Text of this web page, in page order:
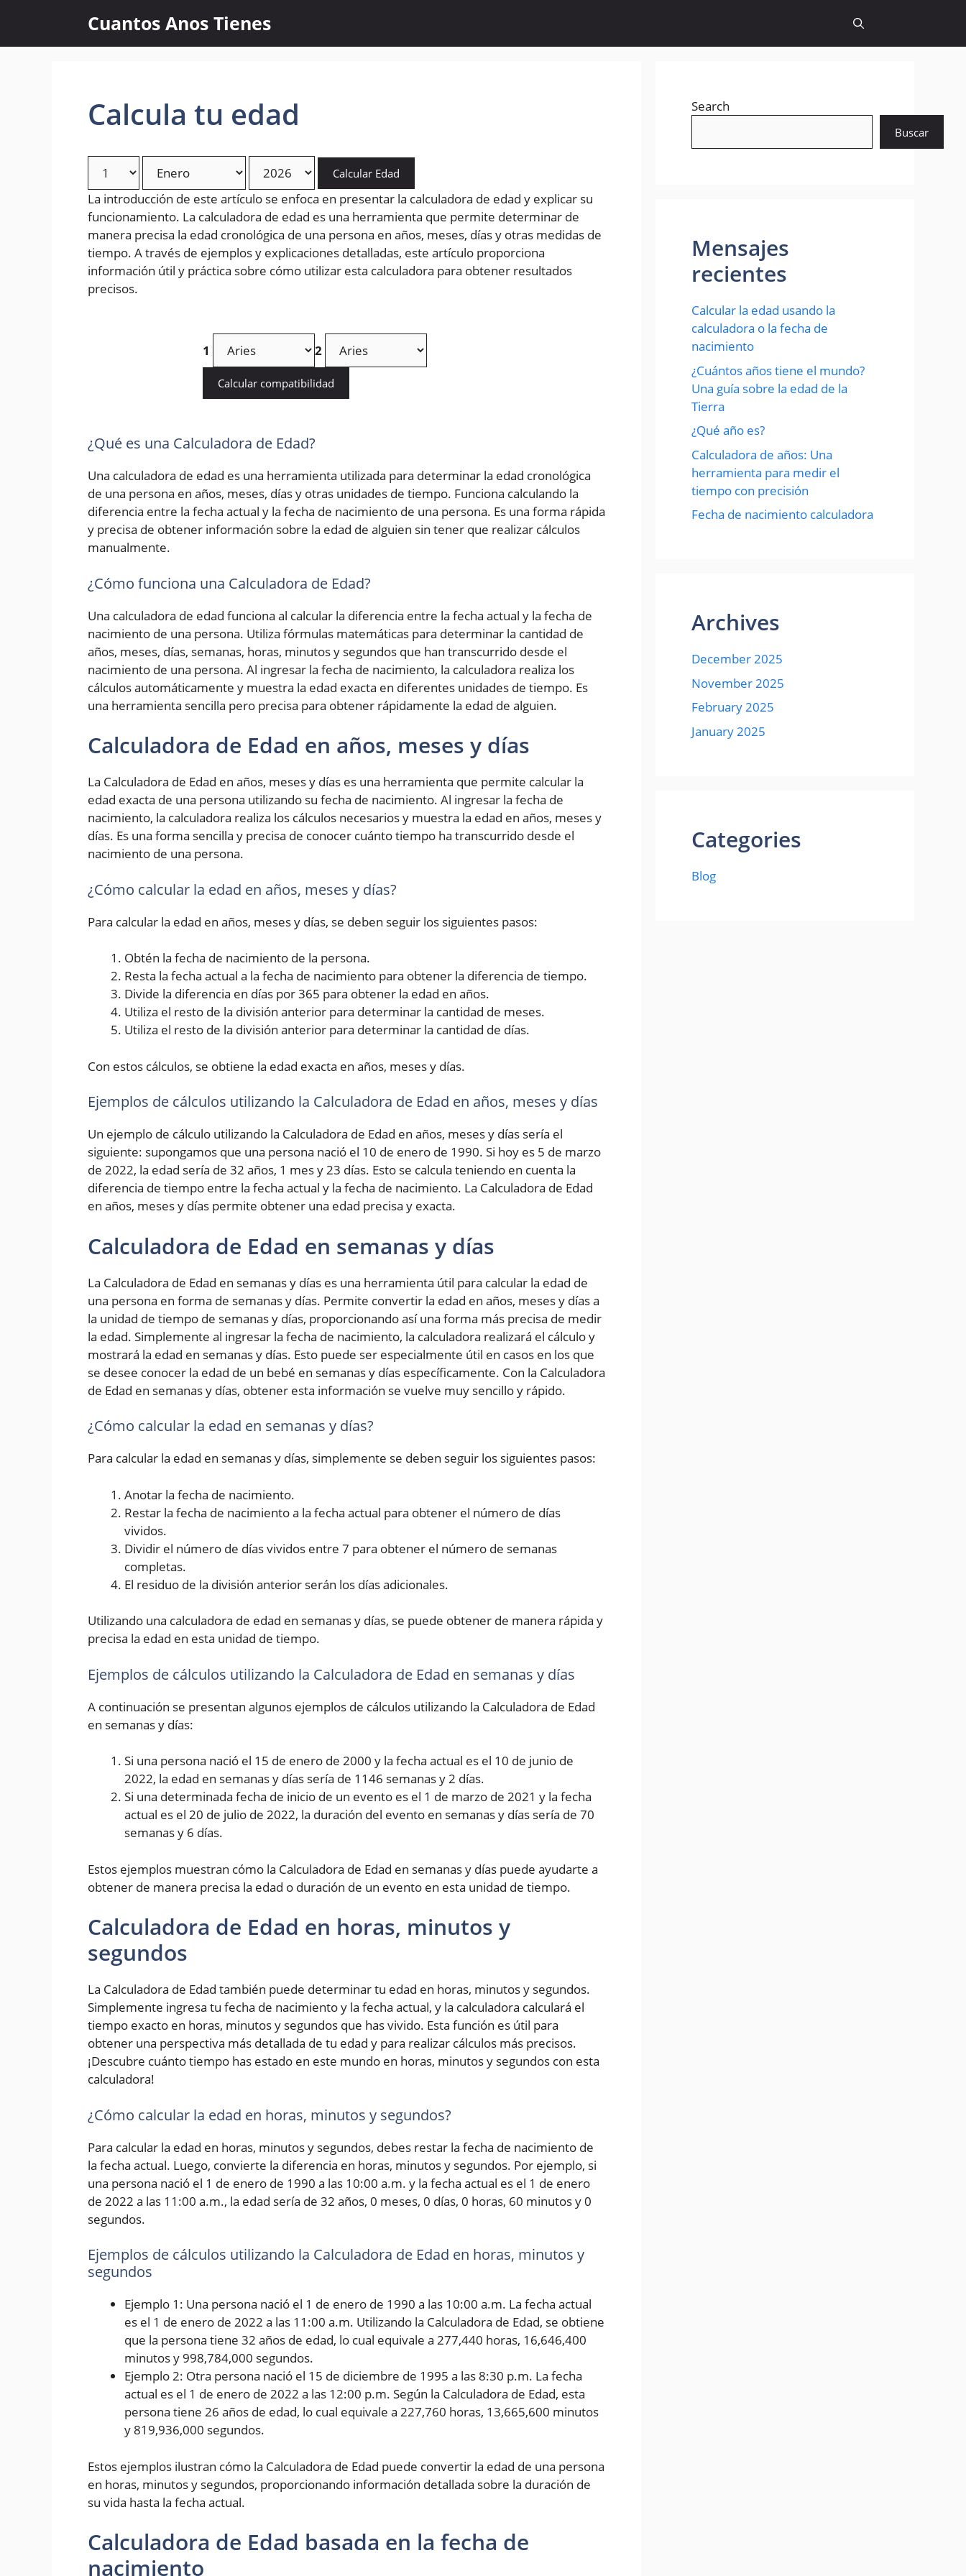
content
Cuantos Anos Tienes
Calcula tu edad
Calcular Edad
La introducción de este artículo se enfoca en presentar la calculadora de edad y explicar su
funcionamiento. La calculadora de edad es una herramienta que permite determinar de
manera precisa la edad cronológica de una persona en años, meses, días y otras medidas de
tiempo. A través de ejemplos y explicaciones detalladas, este artículo proporciona
información útil y práctica sobre cómo utilizar esta calculadora para obtener resultados
precisos.
1 2
Calcular compatibilidad
¿Qué es una Calculadora de Edad?
Una calculadora de edad es una herramienta utilizada para determinar la edad cronológica
de una persona en años, meses, días y otras unidades de tiempo. Funciona calculando la
diferencia entre la fecha actual y la fecha de nacimiento de una persona. Es una forma rápida
y precisa de obtener información sobre la edad de alguien sin tener que realizar cálculos
manualmente.
¿Cómo funciona una Calculadora de Edad?
Una calculadora de edad funciona al calcular la diferencia entre la fecha actual y la fecha de
nacimiento de una persona. Utiliza fórmulas matemáticas para determinar la cantidad de
años, meses, días, semanas, horas, minutos y segundos que han transcurrido desde el
nacimiento de una persona. Al ingresar la fecha de nacimiento, la calculadora realiza los
cálculos automáticamente y muestra la edad exacta en diferentes unidades de tiempo. Es
una herramienta sencilla pero precisa para obtener rápidamente la edad de alguien.
Calculadora de Edad en años, meses y días
La Calculadora de Edad en años, meses y días es una herramienta que permite calcular la
edad exacta de una persona utilizando su fecha de nacimiento. Al ingresar la fecha de
nacimiento, la calculadora realiza los cálculos necesarios y muestra la edad en años, meses y
días. Es una forma sencilla y precisa de conocer cuánto tiempo ha transcurrido desde el
nacimiento de una persona.
¿Cómo calcular la edad en años, meses y días?
Para calcular la edad en años, meses y días, se deben seguir los siguientes pasos:
Obtén la fecha de nacimiento de la persona.
Resta la fecha actual a la fecha de nacimiento para obtener la diferencia de tiempo.
Divide la diferencia en días por 365 para obtener la edad en años.
Utiliza el resto de la división anterior para determinar la cantidad de meses.
Utiliza el resto de la división anterior para determinar la cantidad de días.
Con estos cálculos, se obtiene la edad exacta en años, meses y días.
Ejemplos de cálculos utilizando la Calculadora de Edad en años, meses y días
Un ejemplo de cálculo utilizando la Calculadora de Edad en años, meses y días sería el
siguiente: supongamos que una persona nació el 10 de enero de 1990. Si hoy es 5 de marzo
de 2022, la edad sería de 32 años, 1 mes y 23 días. Esto se calcula teniendo en cuenta la
diferencia de tiempo entre la fecha actual y la fecha de nacimiento. La Calculadora de Edad
en años, meses y días permite obtener una edad precisa y exacta.
Calculadora de Edad en semanas y días
La Calculadora de Edad en semanas y días es una herramienta útil para calcular la edad de
una persona en forma de semanas y días. Permite convertir la edad en años, meses y días a
la unidad de tiempo de semanas y días, proporcionando así una forma más precisa de medir
la edad. Simplemente al ingresar la fecha de nacimiento, la calculadora realizará el cálculo y
mostrará la edad en semanas y días. Esto puede ser especialmente útil en casos en los que
se desee conocer la edad de un bebé en semanas y días específicamente. Con la Calculadora
de Edad en semanas y días, obtener esta información se vuelve muy sencillo y rápido.
¿Cómo calcular la edad en semanas y días?
Para calcular la edad en semanas y días, simplemente se deben seguir los siguientes pasos:
Anotar la fecha de nacimiento.
Restar la fecha de nacimiento a la fecha actual para obtener el número de días
vividos.
Dividir el número de días vividos entre 7 para obtener el número de semanas
completas.
El residuo de la división anterior serán los días adicionales.
Utilizando una calculadora de edad en semanas y días, se puede obtener de manera rápida y
precisa la edad en esta unidad de tiempo.
Ejemplos de cálculos utilizando la Calculadora de Edad en semanas y días
A continuación se presentan algunos ejemplos de cálculos utilizando la Calculadora de Edad
en semanas y días:
Si una persona nació el 15 de enero de 2000 y la fecha actual es el 10 de junio de
2022, la edad en semanas y días sería de 1146 semanas y 2 días.
Si una determinada fecha de inicio de un evento es el 1 de marzo de 2021 y la fecha
actual es el 20 de julio de 2022, la duración del evento en semanas y días sería de 70
semanas y 6 días.
Estos ejemplos muestran cómo la Calculadora de Edad en semanas y días puede ayudarte a
obtener de manera precisa la edad o duración de un evento en esta unidad de tiempo.
Calculadora de Edad en horas, minutos y
segundos
La Calculadora de Edad también puede determinar tu edad en horas, minutos y segundos.
Simplemente ingresa tu fecha de nacimiento y la fecha actual, y la calculadora calculará el
tiempo exacto en horas, minutos y segundos que has vivido. Esta función es útil para
obtener una perspectiva más detallada de tu edad y para realizar cálculos más precisos.
¡Descubre cuánto tiempo has estado en este mundo en horas, minutos y segundos con esta
calculadora!
¿Cómo calcular la edad en horas, minutos y segundos?
Para calcular la edad en horas, minutos y segundos, debes restar la fecha de nacimiento de
la fecha actual. Luego, convierte la diferencia en horas, minutos y segundos. Por ejemplo, si
una persona nació el 1 de enero de 1990 a las 10:00 a.m. y la fecha actual es el 1 de enero
de 2022 a las 11:00 a.m., la edad sería de 32 años, 0 meses, 0 días, 0 horas, 60 minutos y 0
segundos.
Ejemplos de cálculos utilizando la Calculadora de Edad en horas, minutos y
segundos
Ejemplo 1: Una persona nació el 1 de enero de 1990 a las 10:00 a.m. La fecha actual
es el 1 de enero de 2022 a las 11:00 a.m. Utilizando la Calculadora de Edad, se obtiene
que la persona tiene 32 años de edad, lo cual equivale a 277,440 horas, 16,646,400
minutos y 998,784,000 segundos.
Ejemplo 2: Otra persona nació el 15 de diciembre de 1995 a las 8:30 p.m. La fecha
actual es el 1 de enero de 2022 a las 12:00 p.m. Según la Calculadora de Edad, esta
persona tiene 26 años de edad, lo cual equivale a 227,760 horas, 13,665,600 minutos
y 819,936,000 segundos.
Estos ejemplos ilustran cómo la Calculadora de Edad puede convertir la edad de una persona
en horas, minutos y segundos, proporcionando información detallada sobre la duración de
su vida hasta la fecha actual.
Calculadora de Edad basada en la fecha de
nacimiento
Search
Buscar
Mensajes
recientes
Calcular la edad usando la
calculadora o la fecha de
nacimiento
¿Cuántos años tiene el mundo?
Una guía sobre la edad de la
Tierra
¿Qué año es?
Calculadora de años: Una
herramienta para medir el
tiempo con precisión
Fecha de nacimiento calculadora
Archives
December 2025
November 2025
February 2025
January 2025
Categories
Blog